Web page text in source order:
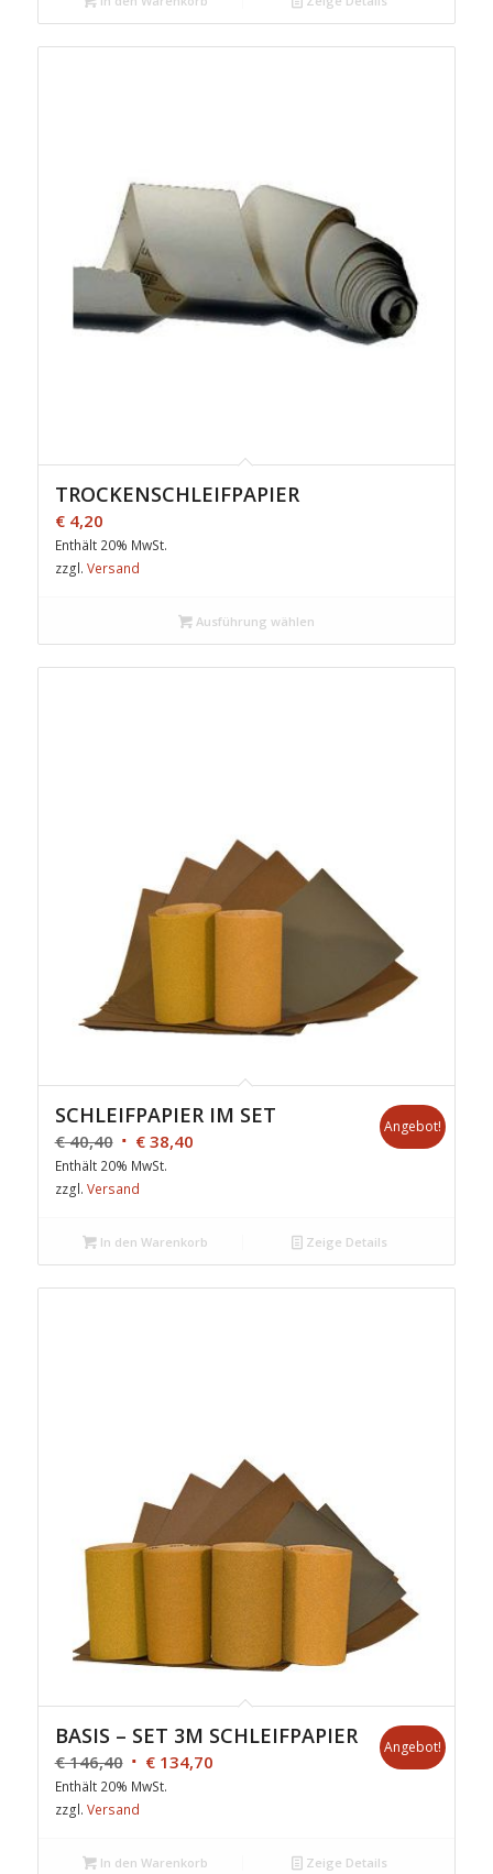
TROCKENSCHLEIFPAPIER
€4,20
Enthält 20% MwSt.
zzgl. Versand
Ausführung wählen
SCHLEIFPAPIER IM SET
€40,40 €38,40
Enthält 20% MwSt.
zzgl. Versand
Angebot!
In den Warenkorb Zeige Details
BASIS – SET 3M SCHLEIFPAPIER
€146,40 €134,70
Enthält 20% MwSt.
zzgl. Versand
Angebot!
In den Warenkorb Zeige Details